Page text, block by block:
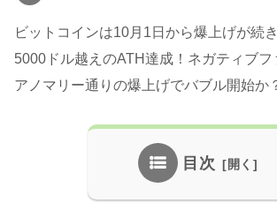
ビットコインは10月1日から爆上げが続
5000ドル越えのATH達成！ネガティブ
アノマリー通りの爆上げでバブル開始か
目次